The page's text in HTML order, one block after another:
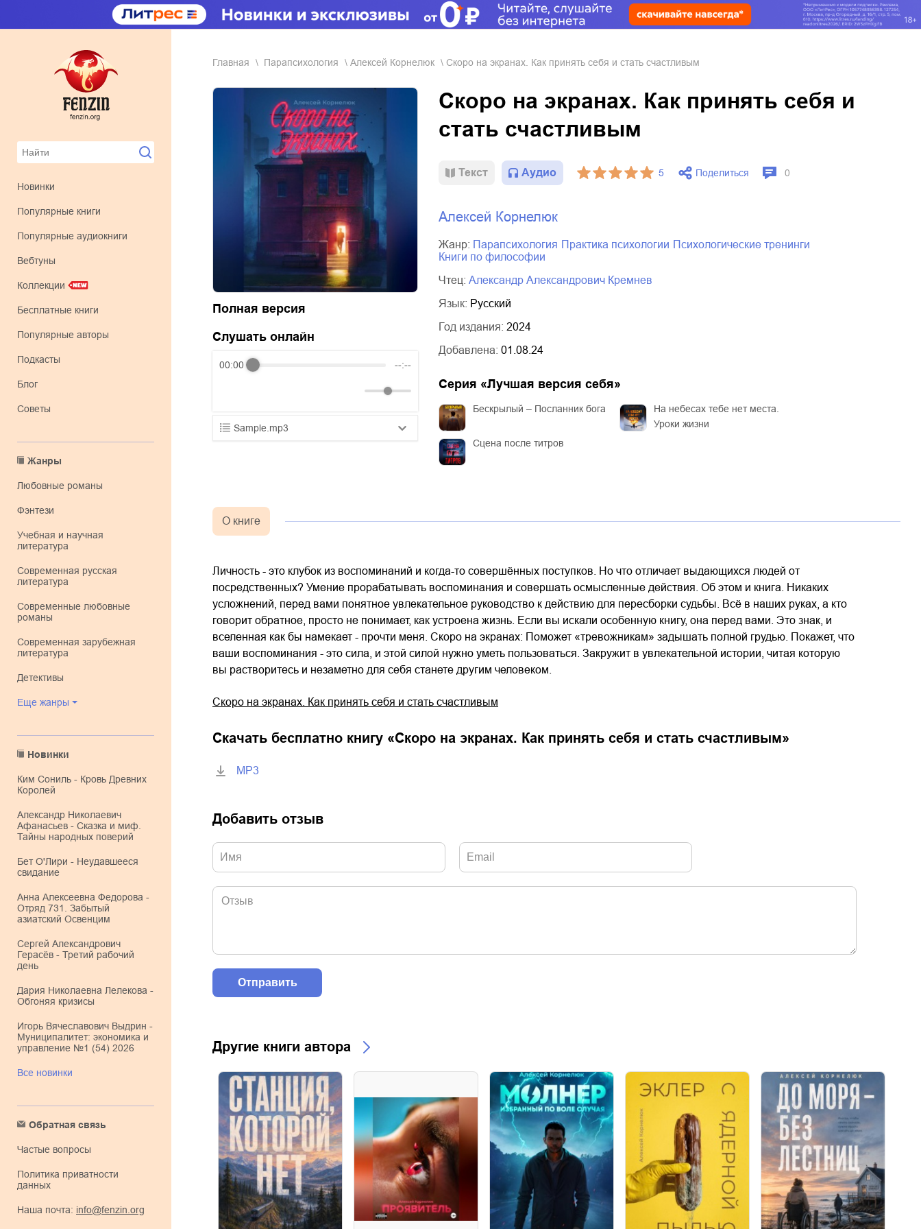
Новинки
Популярные книги
Популярные аудиокниги
Вебтуны
Коллекции
Бесплатные книги
Популярные авторы
Подкасты
Блог
Советы
Жанры
любовные романы
фэнтези
учебная и научная
литература
современная русская
литература
современные любовные
романы
современная зарубежная
литература
детективы
Еще жанры
Новинки
Ким Сониль - Кровь Древних
Королей
Александр Николаевич
Афанасьев - Сказка и миф.
Тайны народных поверий
Бет О'Лири - Неудавшееся
свидание
Анна Алексеевна Федорова -
Отряд 731. Забытый
азиатский Освенцим
Сергей Александрович
Герасёв - Третий рабочий
день
Дария Николаевна Лелекова -
Обгоняя кризисы
Игорь Вячеславович Выдрин -
Муниципалитет: экономика и
управление №1 (54) 2026
Все новинки
Обратная связь
Частые вопросы
Политика приватности
данных
Наша почта: info@fenzin.org
Главная парапсихология Алексей Корнелюк Скоро на экранах. Как принять себя и стать счастливым
Полная версия
Слушать онлайн
00:00 --:--
Sample.mp3
Скоро на экранах. Как принять себя и
стать счастливым
Текст Аудио 5 Поделиться 0
Алексей Корнелюк
Жанр: парапсихология практика психологии
психологические тренинги
книги по философии
Чтец:
Александр Александрович Кремнев
Язык: Русский
Год издания: 2024
Добавлена: 01.08.24
Серия «Лучшая версия себя»
Бескрылый – Посланник бога
На небесах тебе нет места.
Уроки жизни
Сцена после титров
О книге
Личность - это клубок из воспоминаний и когда-то совершённых поступков. Но что отличает выдающихся людей от
посредственных? Умение прорабатывать воспоминания и совершать осмысленные действия. Об этом и книга. Никаких
усложнений, перед вами понятное увлекательное руководство к действию для пересборки судьбы. Всё в наших руках, а кто
говорит обратное, просто не понимает, как устроена жизнь. Если вы искали особенную книгу, она перед вами. Это знак, и
вселенная как бы намекает - прочти меня. Скоро на экранах: Поможет «тревожникам» задышать полной грудью. Покажет, что
ваши воспоминания - это сила, и этой силой нужно уметь пользоваться. Закружит в увлекательной истории, читая которую
вы растворитесь и незаметно для себя станете другим человеком.
Скоро на экранах. Как принять себя и стать счастливым
Скачать бесплатно книгу «Скоро на экранах. Как принять себя и стать счастливым»
MP3
Добавить отзыв
Другие книги автора